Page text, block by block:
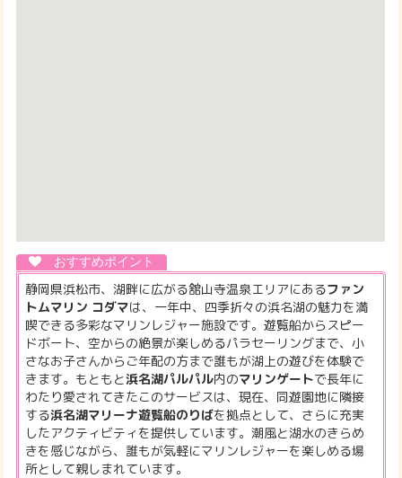
静岡県浜松市、湖畔に広がる舘山寺温泉エリアにあるファン
トムマリン コダマは、一年中、四季折々の浜名湖の魅力を満
喫できる多彩なマリンレジャー施設です。遊覧船からスピー
ドボート、空からの絶景が楽しめるパラセーリングまで、小
さなお子さんからご年配の方まで誰もが湖上の遊びを体験で
きます。もともと浜名湖パルパル内のマリンゲートで長年に
わたり愛されてきたこのサービスは、現在、同遊園地に隣接
する浜名湖マリーナ遊覧船のりばを拠点として、さらに充実
したアクティビティを提供しています。潮風と湖水のきらめ
きを感じながら、誰もが気軽にマリンレジャーを楽しめる場
所として親しまれています。